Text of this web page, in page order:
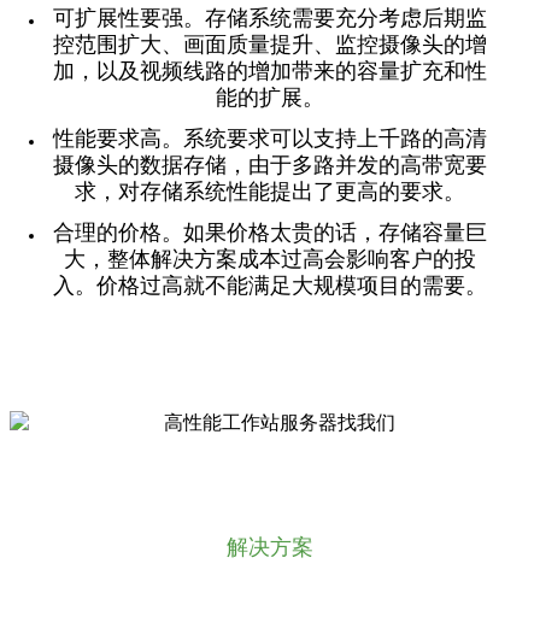
可扩展性要强。存储系统需要充分考虑后期监
控范围扩大、画面质量提升、监控摄像头的增
加，以及视频线路的增加带来的容量扩充和性
能的扩展。
性能要求高。系统要求可以支持上千路的高清
摄像头的数据存储，由于多路并发的高带宽要
求，对存储系统性能提出了更高的要求。
合理的价格。如果价格太贵的话，存储容量巨
大，整体解决方案成本过高会影响客户的投
入。价格过高就不能满足大规模项目的需要。
解决方案